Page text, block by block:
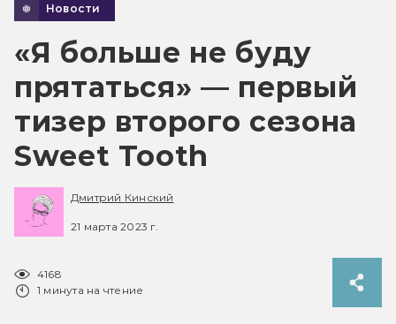
Новости
«Я больше не буду
прятаться» — первый
тизер второго сезона
Sweet Tooth
Дмитрий Кинский
21 марта 2023 г.
4168
1 минута на чтение